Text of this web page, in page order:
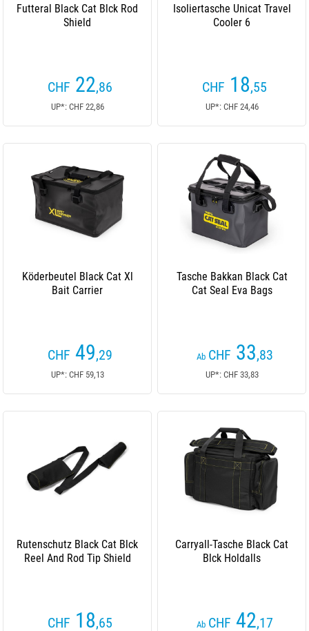
Futteral Black Cat Blck Rod
Shield
CHF 22,86
UP*: CHF 22,86
Isoliertasche Unicat Travel
Cooler 6
CHF 18,55
UP*: CHF 24,46
Köderbeutel Black Cat Xl
Bait Carrier
CHF 49,29
UP*: CHF 59,13
Tasche Bakkan Black Cat
Cat Seal Eva Bags
Ab CHF 33,83
UP*: CHF 33,83
Rutenschutz Black Cat Blck
Reel And Rod Tip Shield
CHF 18,65
Carryall-Tasche Black Cat
Blck Holdalls
Ab CHF 42,17